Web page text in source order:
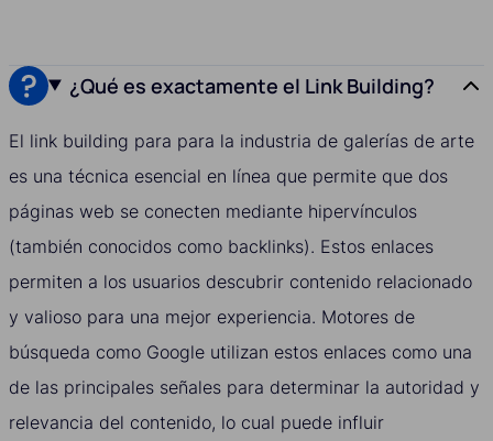
¿Qué es exactamente el Link Building?
El link building para para la industria de galerías de arte
es una técnica esencial en línea que permite que dos
páginas web se conecten mediante hipervínculos
(también conocidos como backlinks). Estos enlaces
permiten a los usuarios descubrir contenido relacionado
y valioso para una mejor experiencia. Motores de
búsqueda como Google utilizan estos enlaces como una
de las principales señales para determinar la autoridad y
relevancia del contenido, lo cual puede influir